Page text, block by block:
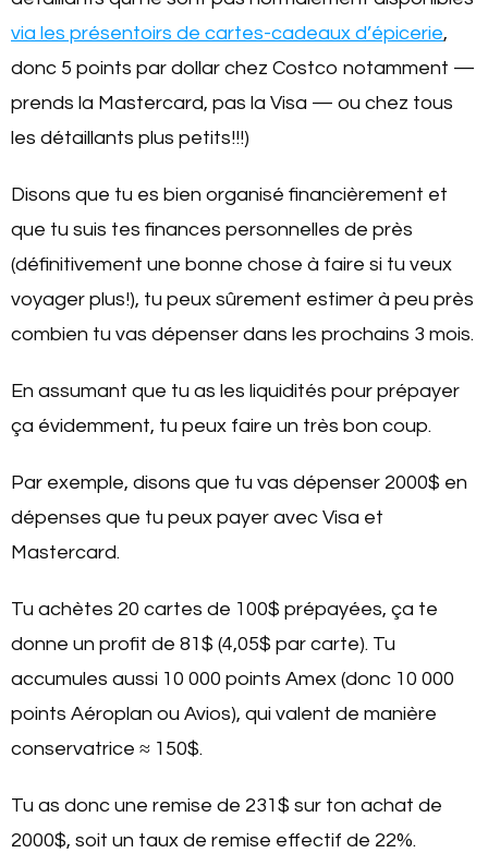
via les présentoirs de cartes-cadeaux d’épicerie,
donc 5 points par dollar chez Costco notamment —
prends la Mastercard, pas la Visa — ou chez tous
les détaillants plus petits!!!)
Disons que tu es bien organisé financièrement et
que tu suis tes finances personnelles de près
(définitivement une bonne chose à faire si tu veux
voyager plus!), tu peux sûrement estimer à peu près
combien tu vas dépenser dans les prochains 3 mois.
En assumant que tu as les liquidités pour prépayer
ça évidemment, tu peux faire un très bon coup.
Par exemple, disons que tu vas dépenser 2000$ en
dépenses que tu peux payer avec Visa et
Mastercard.
Tu achètes 20 cartes de 100$ prépayées, ça te
donne un profit de 81$ (4,05$ par carte). Tu
accumules aussi 10 000 points Amex (donc 10 000
points Aéroplan ou Avios), qui valent de manière
conservatrice ≈ 150$.
Tu as donc une remise de 231$ sur ton achat de
2000$, soit un taux de remise effectif de 22%.